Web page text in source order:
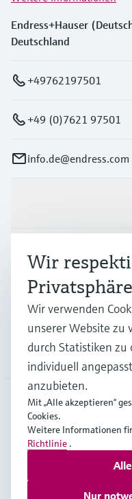
Endress+Hauser
Deutschland
+49762197501
+49 (0)7621 97501
info.de@endress.com
Branchen
Support
Unternehmen
DEU
Copyright ©
Wir
Privatsphäre
Wir verwenden
unserer Website zu
durch Statistiken
individuell
anzubieten.
Mit „Alle akzeptieren“
Cookies.
Weitere Informationen
Richtlinie .
Nur